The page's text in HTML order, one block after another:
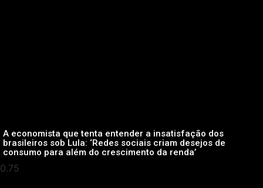
A economista que tenta entender a insatisfação dos
brasileiros sob Lula: ‘Redes sociais criam desejos de
consumo para além do crescimento da renda’